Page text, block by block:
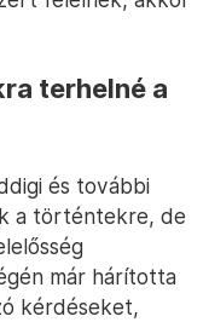
terhelné a
és további
a történtekre, de
már hárította
kérdéseket,